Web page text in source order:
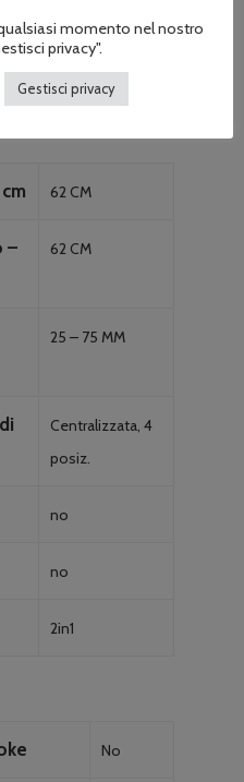
in
11X4.0-5
62 CM
–
62 CM
25 – 75 MM
Centralizzata, 4
posiz.
no
no
2in1
No
momento nel nostro
privacy".
Gestisci privacy